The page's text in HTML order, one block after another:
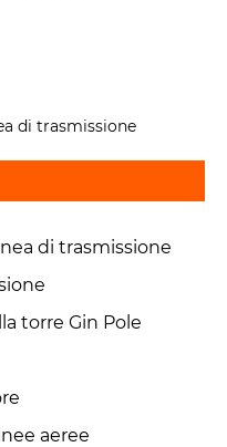
di trasmissione
di trasmissione
torre Gin Pole
aeree